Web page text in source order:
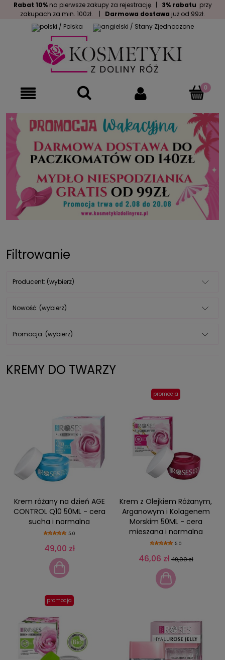
Rabat 10%na pierwsze zakupy za rejestrację. | 3% rabatu przy
zakupach za min. 100zł. | Darmowa dostawa już od 99zł.
Filtrowanie
Producent: (wybierz)
Nowość: (wybierz)
Promocja: (wybierz)
KREMY DO TWARZY
Krem różany na dzień AGE
CONTROL Q10 50ML - cera
sucha i normalna
5.0
49,00 zł
Krem z Olejkiem Różanym,
Arganowym i Kolagenem
Morskim 50ML - cera
mieszana i normalna
5.0
46,06 zł 49,00 zł
promocja
promocja